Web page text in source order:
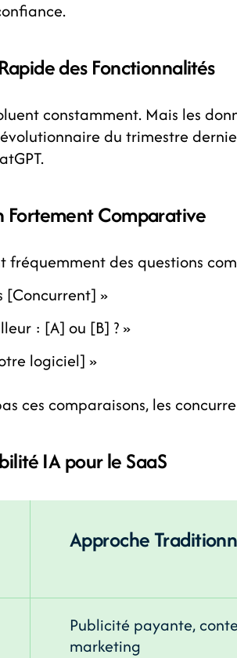
des Fonctionnalités
constamment. Mais les
du trimestre
Fortement Comparative
fréquemment des questions
[Concurrent] »
: [A] ou [B] ? »
logiciel] »
ces comparaisons, les
IA pour le SaaS
Approche
Publicité payante,
marketing